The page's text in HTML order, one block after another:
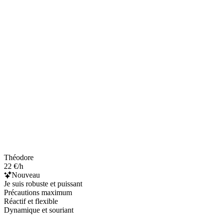
Théodore
22 €/h
Nouveau
Je suis robuste et puissant
Précautions maximum
Réactif et flexible
Dynamique et souriant